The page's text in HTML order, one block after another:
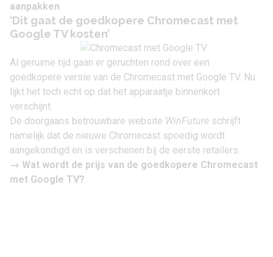
aanpakken
‘Dit gaat de goedkopere Chromecast met
Google TV kosten’
Al geruime tijd gaan er geruchten rond over een
goedkopere versie van de Chromecast met Google TV. Nu
lijkt het toch echt op dat het apparaatje binnenkort
verschijnt.
De doorgaans betrouwbare website WinFuture schrijft
namelijk dat de nieuwe Chromecast spoedig wordt
aangekondigd en is verschenen bij de eerste retailers.
→ Wat wordt de prijs van de goedkopere Chromecast
met Google TV?